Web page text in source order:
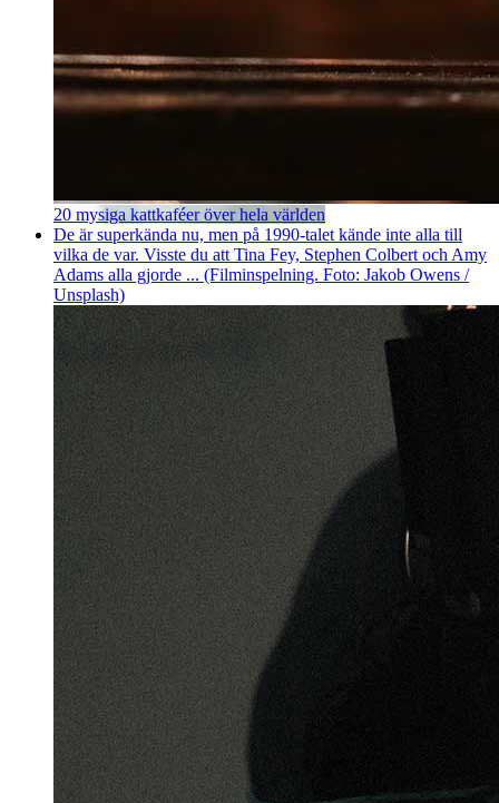
20 mysiga kattkaféer över hela världen
De är superkända nu, men på 1990-talet kände inte alla till
vilka de var. Visste du att Tina Fey, Stephen Colbert och Amy
Adams alla gjorde ... (Filminspelning. Foto: Jakob Owens /
Unsplash)